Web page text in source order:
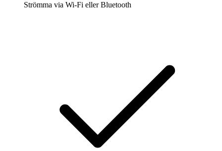
Strömma via Wi-Fi eller Bluetooth